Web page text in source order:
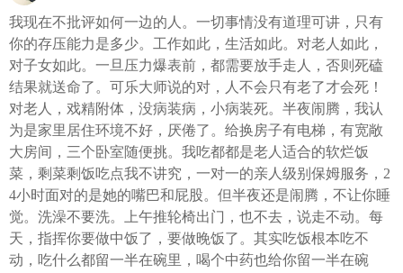
我现在不批评如何一边的人。一切事情没有道理可讲，只有
你的存压能力是多少。工作如此，生活如此。对老人如此，
对子女如此。一旦压力爆表前，都需要放手走人，否则死磕
结果就送命了。可乐大师说的对，人不会只有老了才会死！
对老人，戏精附体，没病装病，小病装死。半夜闹腾，我认
为是家里居住环境不好，厌倦了。给换房子有电梯，有宽敞
大房间，三个卧室随便挑。我吃都都是老人适合的软烂饭
菜，剩菜剩饭吃点我不讲究，一对一的亲人级别保姆服务，2
4小时面对的是她的嘴巴和屁股。但半夜还是闹腾，不让你睡
觉。洗澡不要洗。上午推轮椅出门，也不去，说走不动。每
天，指挥你要做中饭了，要做晚饭了。其实吃饭根本吃不
动，吃什么都留一半在碗里，喝个中药也给你留一半在碗